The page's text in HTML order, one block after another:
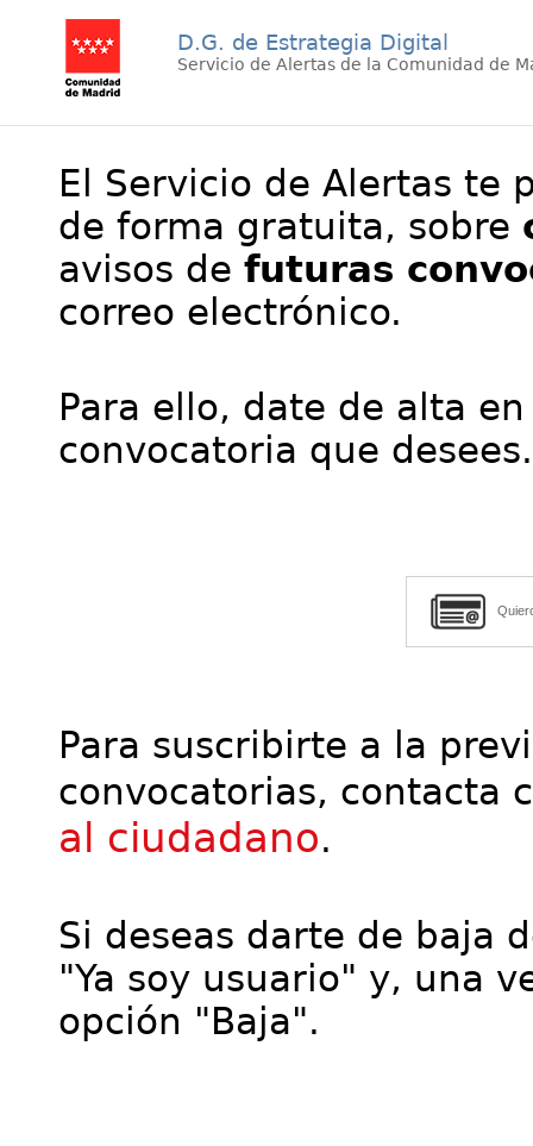
D.G. de Estrategia Digital
Servicio de Alertas de la Comunidad de
El Servicio de Alertas te
de forma gratuita, sobre
avisos de futuras
correo electrónico.
Para ello, date de alta
convocatoria que desees.
Para suscribirte a la
convocatorias, contacta
al ciudadano.
Si deseas darte de baja
"Ya soy usuario" y, una
opción "Baja".